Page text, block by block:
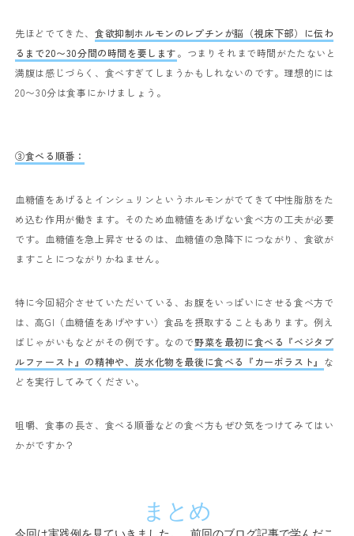
先ほどでてきた、 食欲抑制ホルモンのレプチンが脳（視床下部）に伝わ
るまで20〜30分間の時間を要します。つまりそれまで時間がたたないと
満腹は感じづらく、食べすぎてしまうかもしれないのです。理想的には
20〜30分は食事にかけましょう。
③食べる順番：
血糖値をあげるとインシュリンというホルモンがでてきて中性脂肪をた
め込む作用が働きます。そのため血糖値をあげない食べ方の工夫が必要
です。血糖値を急上昇させるのは、血糖値の急降下につながり、食欲が
ますことにつながりかねません。
特に今回紹介させていただいている、お腹をいっぱいにさせる食べ方で
は、高GI （血糖値をあげやすい）食品を摂取することもあります。例え
ばじゃがいもなどがその例です。なので野菜を最初に食べる『ベジタブ
ルファースト』の精神や、炭水化物を最後に食べる『カーボラスト』 な
どを実行してみてください。
咀嚼、食事の長さ、食べる順番などの食べ方もぜひ気をつけてみてはい
かがですか？
まとめ